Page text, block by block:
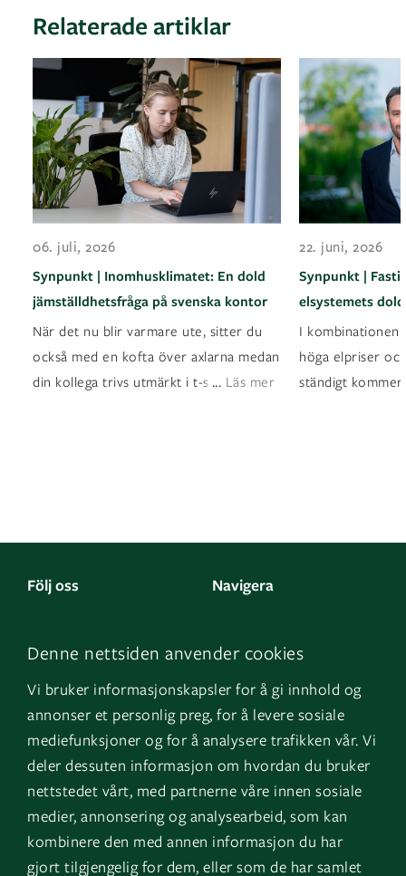
Denne nettsiden anvender cookies
Vi bruker informasjonskapsler for å gi innhold og
annonser et personlig preg, for å levere sosiale
mediefunksjoner og for å analysere trafikken vår. Vi
deler dessuten informasjon om hvordan du bruker
nettstedet vårt, med partnerne våre innen sosiale
medier, annonsering og analysearbeid, som kan
kombinere den med annen informasjon du har
gjort tilgjengelig for dem, eller som de har samlet
Relaterade artiklar
06. juli, 2026
Synpunkt | Inomhusklimatet: En dold
jämställdhetsfråga på svenska kontor
När det nu blir varmare ute, sitter du
också med en kofta över axlarna medan
din kollega trivs utmärkt i t-shirt? Det ä
... Läs mer
22. juni, 2026
Synpunkt |
elsystemets
I kombinationen
höga elpriser
ständigt
Följ oss
LinkedIn
Instagram
YouTube
Navigera
Om oss
GK Norge
GK Danmark
Genvägar
Fakturauppgifter
Logga in
EOS